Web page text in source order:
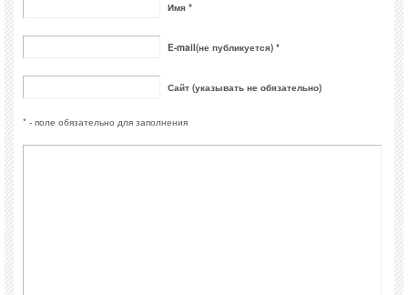
Имя *
E-mail(не публикуется) *
Сайт (указывать не обязательно)
* - поле обязательно для заполнения